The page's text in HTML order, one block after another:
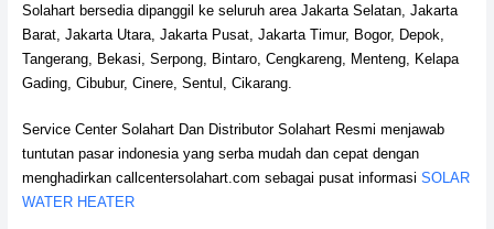
Solahart bersedia dipanggil ke seluruh area Jakarta Selatan, Jakarta
Barat, Jakarta Utara, Jakarta Pusat, Jakarta Timur, Bogor, Depok,
Tangerang, Bekasi, Serpong, Bintaro, Cengkareng, Menteng, Kelapa
Gading, Cibubur, Cinere, Sentul, Cikarang.
Service Center Solahart Dan Distributor Solahart Resmi menjawab
tuntutan pasar indonesia yang serba mudah dan cepat dengan
menghadirkan callcentersolahart.com sebagai pusat informasi SOLAR
WATER HEATER